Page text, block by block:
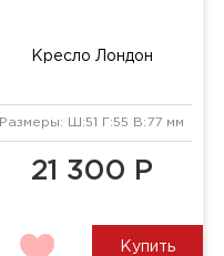
Кресло Лондон
Размеры: Ш:51 Г:55 В:77 мм
21 300 Р
Купить